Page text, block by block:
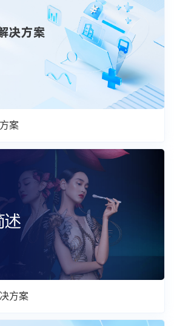
案
方案